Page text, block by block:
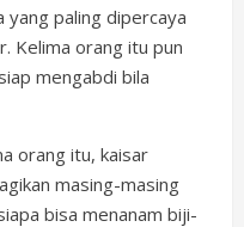
paling dipercaya
Kelima orang itu pun
mengabdi bila
orang itu, kaisar
masing-masing
bisa menanam biji-